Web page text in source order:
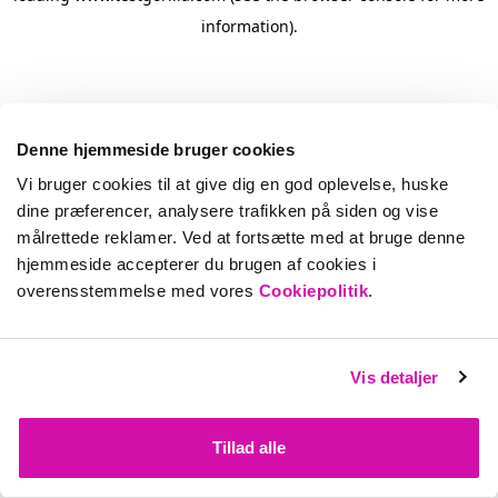
Denne hjemmeside bruger cookies
Vi bruger cookies til at give dig en god oplevelse, huske
dine præferencer, analysere trafikken på siden og vise
målrettede reklamer. Ved at fortsætte med at bruge denne
hjemmeside accepterer du brugen af cookies i
overensstemmelse med vores Cookiepolitik.
Vis detaljer
Tillad alle
information).